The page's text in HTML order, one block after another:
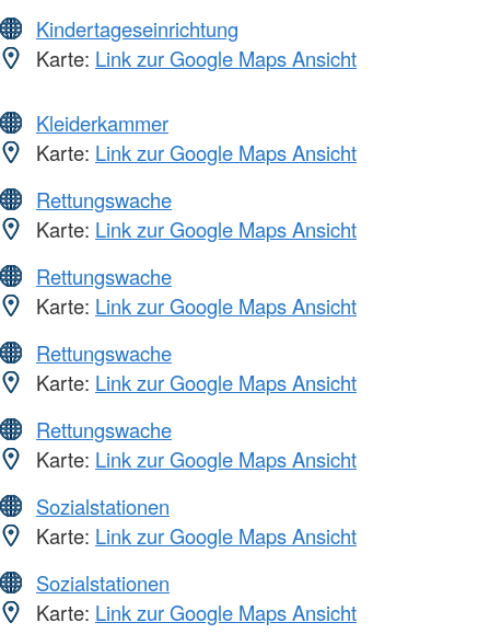
Kindertageseinrichtung
Karte: Link zur Google Maps Ansicht
Kleiderkammer
Karte: Link zur Google Maps Ansicht
Rettungswache
Karte: Link zur Google Maps Ansicht
Rettungswache
Karte: Link zur Google Maps Ansicht
Rettungswache
Karte: Link zur Google Maps Ansicht
Rettungswache
Karte: Link zur Google Maps Ansicht
Sozialstationen
Karte: Link zur Google Maps Ansicht
Sozialstationen
Karte: Link zur Google Maps Ansicht